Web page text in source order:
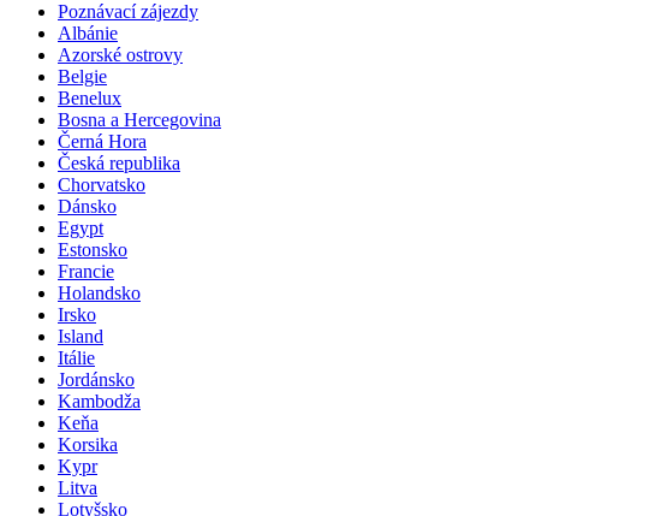
Poznávací zájezdy
Albánie
Azorské ostrovy
Belgie
Benelux
Bosna a Hercegovina
Černá Hora
Česká republika
Chorvatsko
Dánsko
Egypt
Estonsko
Francie
Holandsko
Irsko
Island
Itálie
Jordánsko
Kambodža
Keňa
Korsika
Kypr
Litva
Lotyšsko